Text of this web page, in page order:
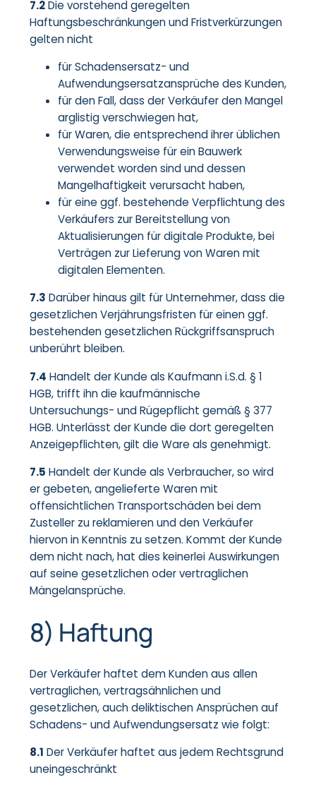
7.2Die vorstehend geregelten
Haftungsbeschränkungen und Fristverkürzungen
gelten nicht
für Schadensersatz- und
Aufwendungsersatzansprüche des Kunden,
für den Fall, dass der Verkäufer den Mangel
arglistig verschwiegen hat,
für Waren, die entsprechend ihrer üblichen
Verwendungsweise für ein Bauwerk
verwendet worden sind und dessen
Mangelhaftigkeit verursacht haben,
für eine ggf. bestehende Verpflichtung des
Verkäufers zur Bereitstellung von
Aktualisierungen für digitale Produkte, bei
Verträgen zur Lieferung von Waren mit
digitalen Elementen.
7.3 Darüber hinaus gilt für Unternehmer, dass die
gesetzlichen Verjährungsfristen für einen ggf.
bestehenden gesetzlichen Rückgriffsanspruch
unberührt bleiben.
7.4 Handelt der Kunde als Kaufmann i.S.d. § 1
HGB, trifft ihn die kaufmännische
Untersuchungs- und Rügepflicht gemäß § 377
HGB. Unterlässt der Kunde die dort geregelten
Anzeigepflichten, gilt die Ware als genehmigt.
7.5 Handelt der Kunde als Verbraucher, so wird
er gebeten, angelieferte Waren mit
offensichtlichen Transportschäden bei dem
Zusteller zu reklamieren und den Verkäufer
hiervon in Kenntnis zu setzen. Kommt der Kunde
dem nicht nach, hat dies keinerlei Auswirkungen
auf seine gesetzlichen oder vertraglichen
Mängelansprüche.
8) Haftung
Der Verkäufer haftet dem Kunden aus allen
vertraglichen, vertragsähnlichen und
gesetzlichen, auch deliktischen Ansprüchen auf
Schadens- und Aufwendungsersatz wie folgt:
8.1 Der Verkäufer haftet aus jedem Rechtsgrund
uneingeschränkt